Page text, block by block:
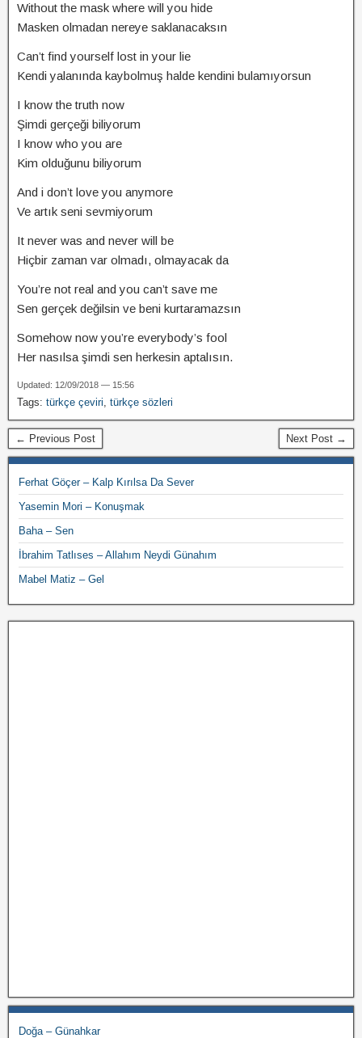
Without the mask where will you hide
Masken olmadan nereye saklanacaksın
Can’t find yourself lost in your lie
Kendi yalanında kaybolmuş halde kendini bulamıyorsun
I know the truth now
Şimdi gerçeği biliyorum
I know who you are
Kim olduğunu biliyorum
And i don’t love you anymore
Ve artık seni sevmiyorum
It never was and never will be
Hiçbir zaman var olmadı, olmayacak da
You’re not real and you can’t save me
Sen gerçek değilsin ve beni kurtaramazsın
Somehow now you’re everybody’s fool
Her nasılsa şimdi sen herkesin aptalısın.
Updated: 12/09/2018 — 15:56
Tags: türkçe çeviri, türkçe sözleri
← Previous Post Next Post →
Ferhat Göçer – Kalp Kırılsa Da Sever
Yasemin Mori – Konuşmak
Baha – Sen
İbrahim Tatlıses – Allahım Neydi Günahım
Mabel Matiz – Gel
Doğa – Günahkar